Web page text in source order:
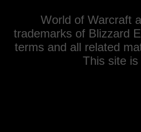
World of Warcraft
trademarks of Blizzard
terms and all related
This site